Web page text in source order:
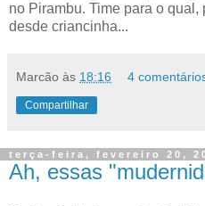
no Pirambu. Time para o
desde criancinha...
Marcão às 18:16 4
Compartilhar
terça-feira, fevereiro 20,
Ah, essas